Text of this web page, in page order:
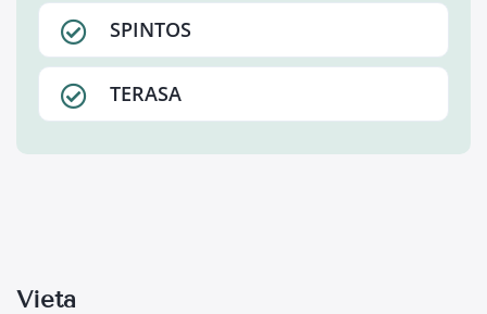
SPINTOS
TERASA
Vieta